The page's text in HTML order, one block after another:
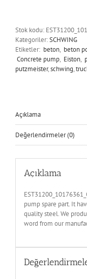
Stok kodu:
Kategoriler:SCHWING
Etiketler: beton, beton
Concrete pump, Eiston,
putzmeister,schwing,
Açıklama
Değerlendirmeler (0)
Açıklama
pump spare part. It
quality steel. We
word from our